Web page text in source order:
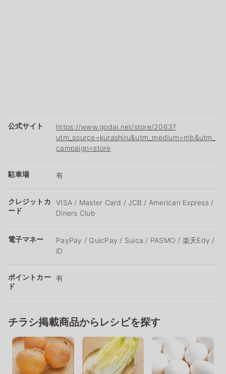
公式サイト
https://www.godai.net/store/2063?
utm_source=kurashiru&utm_medium=mb&utm_
campaign=store
駐車場 有
クレジットカ
ード
VISA / Master Card / JCB / American Express /
Diners Club
電子マネー
PayPay / QuicPay / Suica / PASMO / 楽天Edy /
iD
ポイントカー
ド
有
チラシ掲載商品からレシピを探す